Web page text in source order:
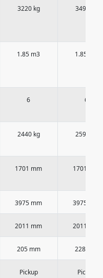
3220 kg 3492 kg
1.85 m3 1.85 m3
6 6
2440 kg 2599 kg
1701 mm 1701 mm
3975 mm 3975 mm
2011 mm 2011 mm
205 mm 228 mm
Pickup Pickup